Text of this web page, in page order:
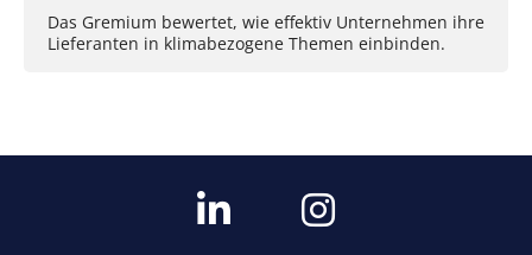
Das Gremium bewertet, wie effektiv Unternehmen ihre
Lieferanten in klimabezogene Themen einbinden.